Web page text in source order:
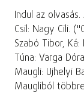
Indul az
Csil: Nagy Cili.
Szabó Tibor,
Túna: Varga
Maugli: Ujhelyi
Maugliból